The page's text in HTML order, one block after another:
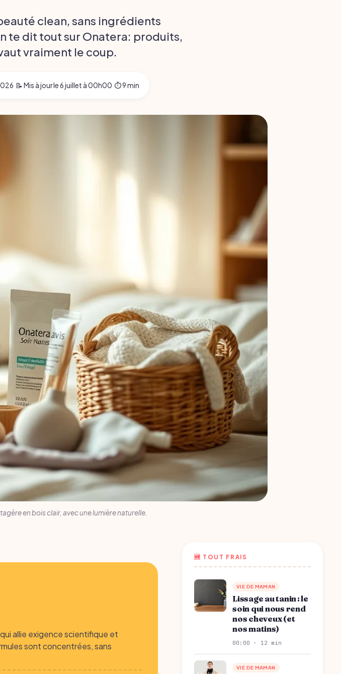
clean, sans ingrédients
te dit tout sur Onatera: produits,
vraiment le coup.
·📝 Mis à jour le6 juillet à 00h00·⏱ 9 min
en bois clair, avec une lumière naturelle.
allie exigence scientifique et
sont concentrées, sans
🆕 TOUT FRAIS
VIE DE MAMAN
Lissage au tanin : le
soin qui nous rend
nos cheveux (et
nos matins)
00:00 · 12 min
VIE DE MAMAN